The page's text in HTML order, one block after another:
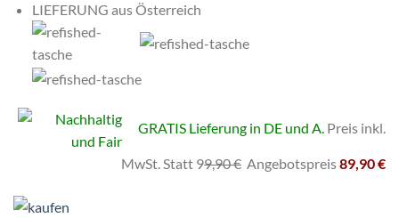
LIEFERUNG ausÖsterreich
GRATIS Lieferung in DE und A. Preis inkl.
MwSt. Statt 99,90 € Angebotspreis89,90 €